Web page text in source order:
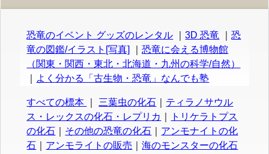
恐竜のイベント グッズのレンタル ｜3D 恐竜 ｜恐
竜の図鑑/イラスト[写真]
｜恐竜に会える博物館
（関東・関西・東北・北海道・九州の科学/自然）
よく分かる「古生物・恐竜」なんでも塾
すべての標本 三葉虫の化石
ティラノサウル
ス・レックスの化石・レプリカ
トリケラトプス
の化石
その他の恐竜の化石
アンモナイトの化
石
アンモライトの販売 ｜海のモンスターの化石